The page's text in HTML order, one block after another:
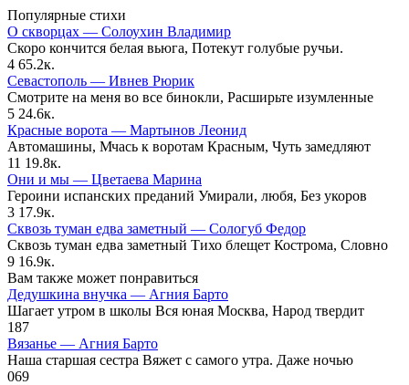
Популярные стихи
О скворцах — Солоухин Владимир
Скоро кончится белая вьюга, Потекут голубые ручьи.
4 65.2к.
Севастополь — Ивнев Рюрик
Смотрите на меня во все бинокли, Расширьте изумленные
5 24.6к.
Красные ворота — Мартынов Леонид
Автомашины, Мчась к воротам Красным, Чуть замедляют
11 19.8к.
Они и мы — Цветаева Марина
Героини испанских преданий Умирали, любя, Без укоров
3 17.9к.
Сквозь туман едва заметный — Сологуб Федор
Сквозь туман едва заметный Тихо блещет Кострома, Словно
9 16.9к.
Вам также может понравиться
Дедушкина внучка — Агния Барто
Шагает утром в школы Вся юная Москва, Народ твердит
187
Вязанье — Агния Барто
Наша старшая сестра Вяжет с самого утра. Даже ночью
069